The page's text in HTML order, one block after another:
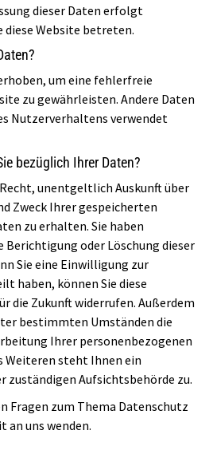
dieser Daten erfolgt
Website betreten.
um eine fehlerfreie
zu gewährleisten. Andere Daten
Nutzerverhaltens verwendet
bezüglich Ihrer Daten?
unentgeltlich Auskunft über
Zweck Ihrer gespeicherten
zu erhalten. Sie haben
Berichtigung oder Löschung dieser
Sie eine Einwilligung zur
haben, können Sie diese
die Zukunft widerrufen. Außerdem
bestimmten Umständen die
Ihrer personenbezogenen
Weiteren steht Ihnen ein
zuständigen Aufsichtsbehörde zu.
Fragen zum Thema Datenschutz
an uns wenden.